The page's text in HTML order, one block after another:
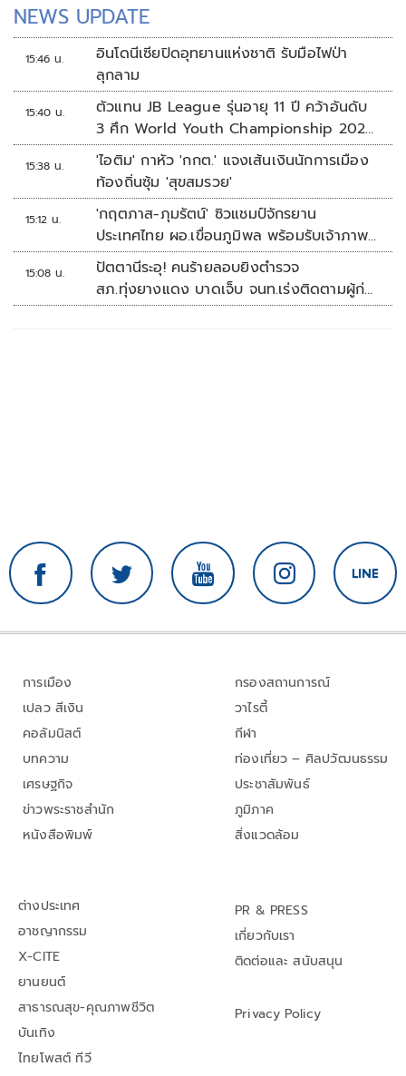
NEWS UPDATE
15:46 น.
อินโดนีเซียปิดอุทยานแห่งชาติ รับมือไฟป่า
ลุกลาม
15:40 น.
ตัวแทน JB League รุ่นอายุ 11 ปี คว้าอันดับ
3 ศึก World Youth Championship 2026
ที่สิงคโปร์
15:38 น.
'ไอติม' กาหัว 'กกต.' แจงเส้นเงินนักการเมือง
ท้องถิ่นซุ้ม 'สุขสมรวย'
15:12 น.
'กฤตภาส-ภุมรัตน์' ซิวแชมป์จักรยาน
ประเทศไทย ผอ.เขื่อนภูมิพล พร้อมรับเจ้าภาพ
ต่อ ปี 2570
15:08 น.
ปัตตานีระอุ! คนร้ายลอบยิงตำรวจ
สภ.ทุ่งยางแดง บาดเจ็บ จนท.เร่งติดตามผู้ก่อ
เหตุ
การเมือง
เปลว สีเงิน
คอลัมนิสต์
บทความ
เศรษฐกิจ
ข่าวพระราชสำนัก
หนังสือพิมพ์
กรองสถานการณ์
วาไรตี้
กีฬา
ท่องเที่ยว – ศิลปวัฒนธรรม
ประชาสัมพันธ์
ภูมิภาค
สิ่งแวดล้อม
ต่างประเทศ
อาชญากรรม
X-CITE
ยานยนต์
สาธารณสุข-คุณภาพชีวิต
บันเทิง
ไทยโพสต์ ทีวี
PR & PRESS
เกี่ยวกับเรา
ติดต่อและ สนับสนุน
Privacy Policy